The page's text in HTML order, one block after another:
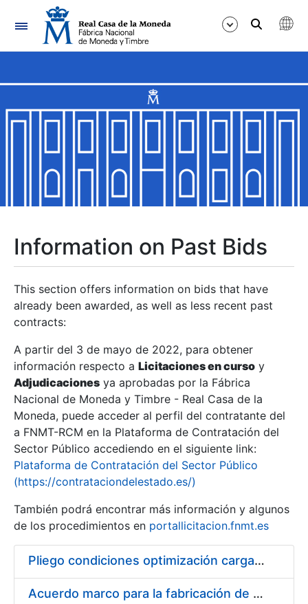
Navigation
Show/Hide
Show/Hide
Show/Hide
Show/Hide
Show/Hide
Show/Hide
Information on Past Bids
This section offers information on bids that have
already been awarded, as well as less recent past
contracts:
A partir del 3 de mayo de 2022, para obtener
información respecto a Licitaciones en curso y
Adjudicaciones ya aprobadas por la Fábrica
Nacional de Moneda y Timbre - Real Casa de la
Moneda, puede acceder al perfil del contratante del
a FNMT-RCM en la Plataforma de Contratación del
Sector Público accediendo en el siguiente link:
Plataforma de Contratación del Sector Público
(https://contrataciondelestado.es/)
También podrá encontrar más información y algunos
de los procedimientos en portallicitacion.fnmt.es
Pliego condiciones optimización cargas compras firmado
Acuerdo marco para la fabricación de piezas